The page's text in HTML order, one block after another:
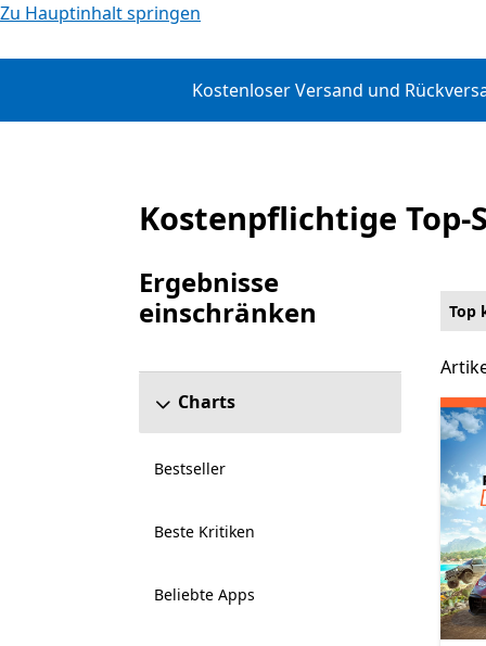
Zu Hauptinhalt springen
Kostenloser Versand und
Top kostenpflichtig
Kostenpflichtige Top-
Ergebnisse
einschränken
Abschnitt „Ergebnisse einschränken“
Charts
Bestseller
Beste Kritiken
Beliebte Apps
Top